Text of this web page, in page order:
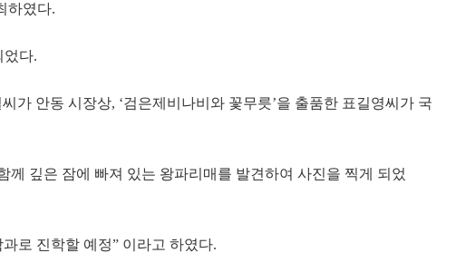
하였다.
었다.
가 안동 시장상, ‘검은제비나비와 꽃무릇’을 출품한 표길영씨가 국
깊은 잠에 빠져 있는 왕파리매를 발견하여 사진을 찍게 되었
로 진학할 예정” 이라고 하였다.